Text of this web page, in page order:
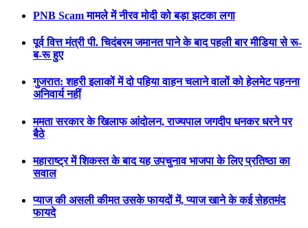
PNB Scam मामले में नीरव मोदी को बड़ा झटका लगा
पूर्व वित्त मंत्री पी. चिदंबरम जमानत पाने के बाद पहली बार मीडिया से रू-
ब-रू हुए
गुजरात: शहरी इलाकों में दो पहिया वाहन चलाने वालों को हेलमेट पहनना
अनिवार्य नहीं
ममता सरकार के खिलाफ आंदोलन, राज्यपाल जगदीप धनकर धरने पर
बैठे
महाराष्ट्र में शिकस्त के बाद यह उपचुनाव भाजपा के लिए प्रतिष्ठा का
सवाल
प्याज की असली कीमत उसके फायदों में, प्याज खाने के कई सेहतमंद
फायदे